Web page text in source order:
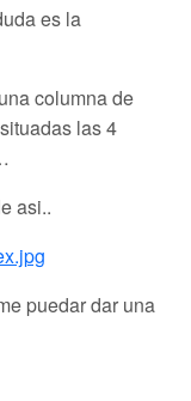
es la
columna de
las 4
asi..
puedar dar una